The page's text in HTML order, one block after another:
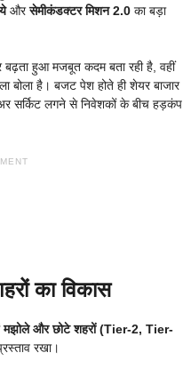
औरसेमीकंडक्टर मिशन 2.0 का बड़ा
बढ़ता हुआ मजबूत कदम बता रही है, वहीं
बोला है। बजट पेश होते ही शेयर बाजार
सर्किट लगने से निवेशकों के बीच हड़कंप
का विकास
मझोले और छोटे शहरों (Tier-2, Tier-
रखा।